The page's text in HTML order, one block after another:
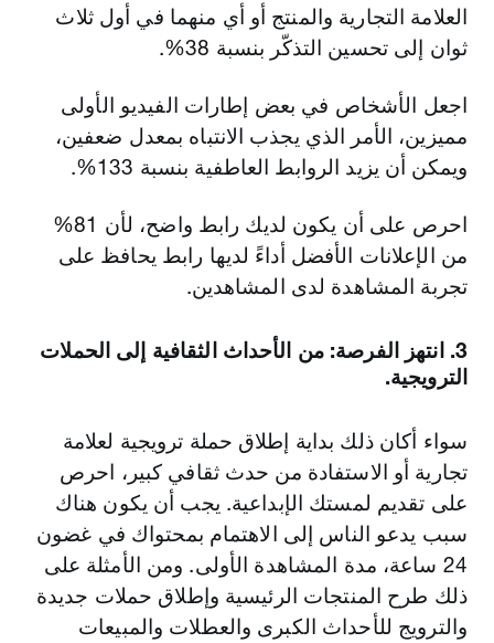
العلامة التجارية والمنتج أو أي منهما في أول ثلاث
ثوان إلى تحسين التذكّر بنسبة 38%.
اجعل الأشخاص في بعض إطارات الفيديو الأولى
مميزين، الأمر الذي يجذب الانتباه بمعدل ضعفين،
ويمكن أن يزيد الروابط العاطفية بنسبة 133%.
احرص على أن يكون لديك رابط واضح، لأن 81%
من الإعلانات الأفضل أداءً لديها رابط يحافظ على
تجربة المشاهدة لدى المشاهدين.
3. انتهز الفرصة: من الأحداث الثقافية إلى الحملات
الترويجية.
سواء أكان ذلك بداية إطلاق حملة ترويجية لعلامة
تجارية أو الاستفادة من حدث ثقافي كبير، احرص
على تقديم لمستك الإبداعية. يجب أن يكون هناك
سبب يدعو الناس إلى الاهتمام بمحتواك في غضون
24 ساعة، مدة المشاهدة الأولى. ومن الأمثلة على
ذلك طرح المنتجات الرئيسية وإطلاق حملات جديدة
والترويج للأحداث الكبرى والعطلات والمبيعات